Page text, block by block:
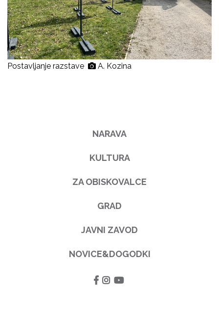
Postavljanje razstave A. Kozina
NARAVA
KULTURA
ZA OBISKOVALCE
GRAD
JAVNI ZAVOD
NOVICE&DOGODKI